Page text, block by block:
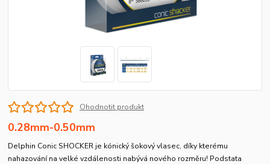
Ohodnotit produkt
0.28mm-0.50mm
Delphin Conic SHOCKER je kónický šokový vlasec, díky kterému
nahazování na velké vzdálenosti nabývá nového rozměru! Podstata